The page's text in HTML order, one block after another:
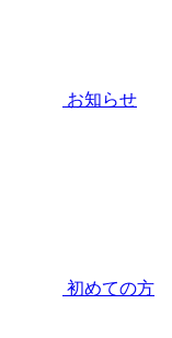
お知らせ
初めての方